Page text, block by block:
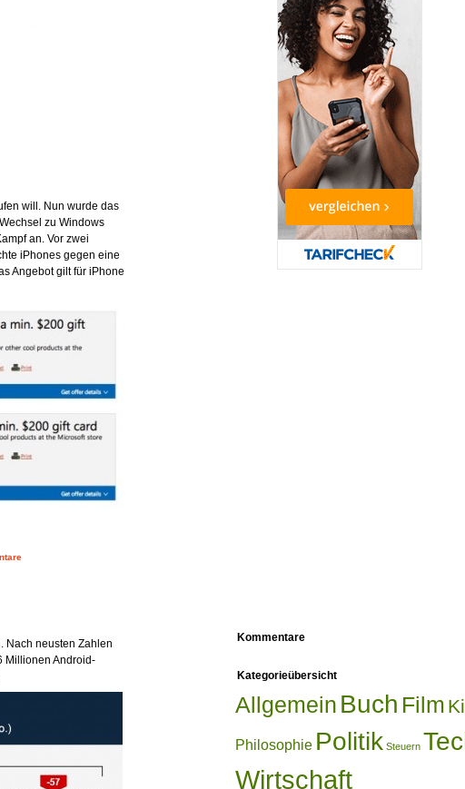
will. Nun wurde das
zu Windows
an. Vor zwei
iPhones gegen eine
Angebot gilt für iPhone
Nach neusten Zahlen
Millionen Android-
Kommentare
Kategorieübersicht
Allgemein Buch Film
Philosophie Politik Steuern
Wirtschaft